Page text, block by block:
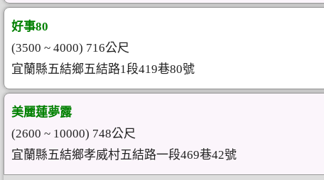
好事80
(3500 ~ 4000) 716公尺
宜蘭縣五結鄉五結路1段419巷80號
美麗蓮夢露
(2600 ~ 10000) 748公尺
宜蘭縣五結鄉孝威村五結路一段469巷42號